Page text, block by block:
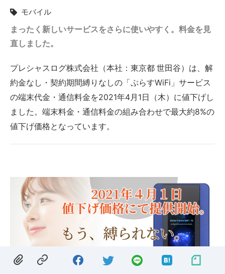
モバイル
まったく新しいサービスをさらに使いやすく。料金を見
直しました。
プレシャスログ株式会社（本社：東京都 世田谷）は、解
約金なし・契約期間縛りなしの「ぷらすWiFi」サービス
の端末代金・通信料金を2021年4月1日（木）に値下げし
ました。端末料金・通信料金の組み合わせで最大約8%の
値下げ価格となっています。